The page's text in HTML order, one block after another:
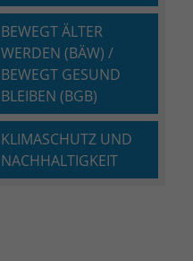
BEWEGT ÄLTER
WERDEN (BÄW) /
BEWEGT GESUND
BLEIBEN (BGB)
KLIMASCHUTZ UND
NACHHALTIGKEIT